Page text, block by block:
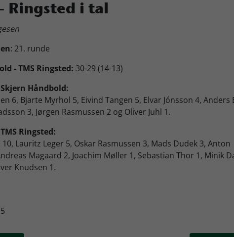
Ringsted i tal
: 21. runde
- TMS Ringsted: 30-29 (14-13)
Håndbold:
6, Bjarte Myrhol 5, Eivind Tangen 5, Elvar Jónsson 4, Anders
3, Jørgen Rasmussen 2 og Oliver Juhl 1.
Ringsted:
Lauritz Leger 5, Oskar Rasmussen 3, Mads Dudek 3, Anton
Magaard 2, Joachim Møller 1, Sebastian Thor 1, Minik
Knudsen 1.